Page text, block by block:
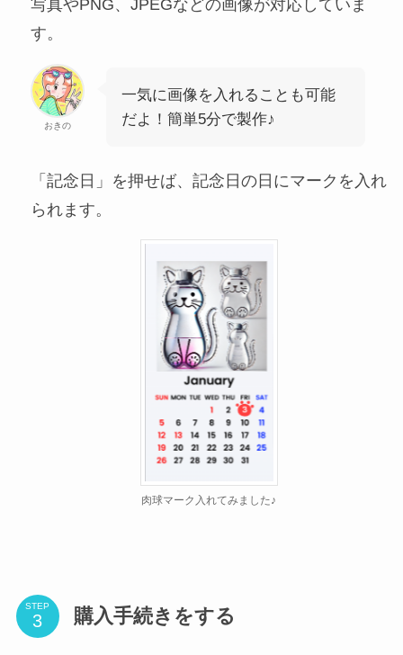
写真やPNG、JPEGなどの画像が対応していま
す。
おきの
一気に画像を入れることも可能
だよ！簡単5分で製作♪
「記念日」を押せば、記念日の日にマークを入れ
られます。
肉球マーク入れてみました♪
STEP 購入手続きをする